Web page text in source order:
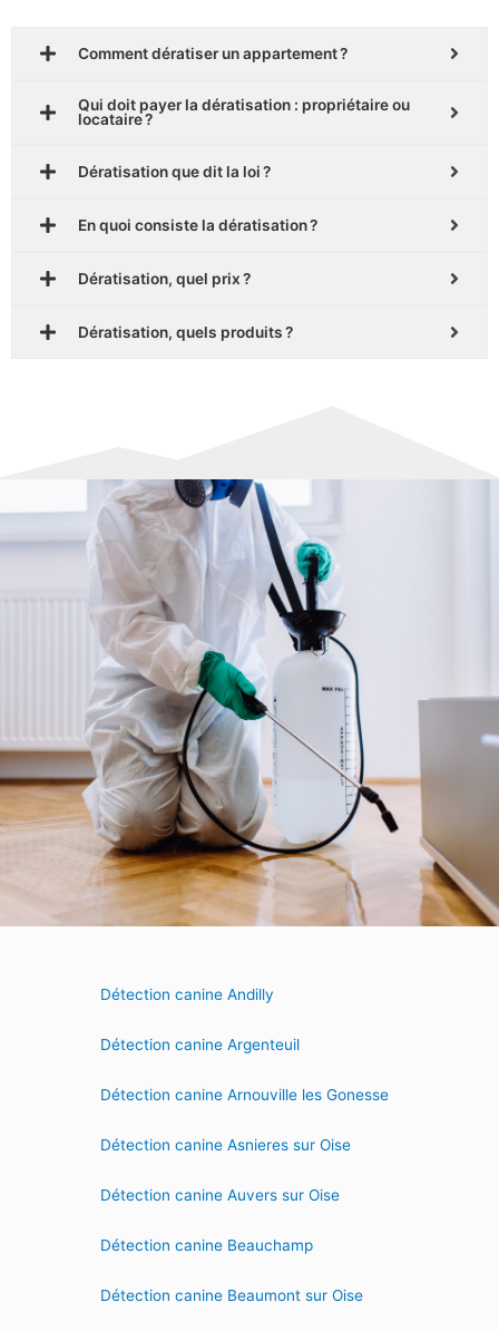
Comment dératiser un appartement ?
Qui doit payer la dératisation : propriétaire ou
locataire ?
Dératisation que dit la loi ?
En quoi consiste la dératisation ?
Dératisation, quel prix ?
Dératisation, quels produits ?
Détection canine Andilly
Détection canine Argenteuil
Détection canine Arnouville les Gonesse
Détection canine Asnieres sur Oise
Détection canine Auvers sur Oise
Détection canine Beauchamp
Détection canine Beaumont sur Oise